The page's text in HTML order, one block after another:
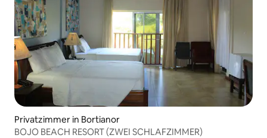
Privatzimmer in Bortianor
BOJO BEACH RESORT (ZWEI SCHLAFZIMMER)